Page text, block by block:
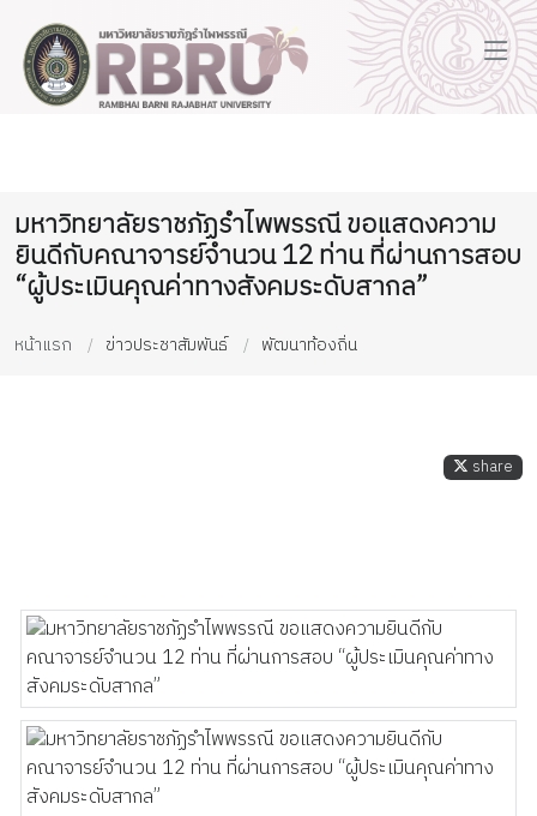
มหาวิทยาลัยราชภัฏรำไพพรรณี ขอแสดงความ
ยินดีกับคณาจารย์จำนวน 12 ท่าน ที่ผ่านการสอบ
“ผู้ประเมินคุณค่าทางสังคมระดับสากล”
หน้าแรก ข่าวประชาสัมพันธ์ พัฒนาท้องถิ่น
share